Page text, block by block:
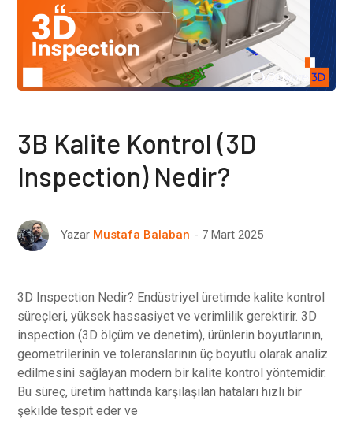
3B Kalite Kontrol (3D
Inspection) Nedir?
Yazar Mustafa Balaban 7 Mart 2025
3D Inspection Nedir? Endüstriyel üretimde kalite kontrol
süreçleri, yüksek hassasiyet ve verimlilik gerektirir. 3D
inspection (3D ölçüm ve denetim), ürünlerin boyutlarının,
geometrilerinin ve toleranslarının üç boyutlu olarak analiz
edilmesini sağlayan modern bir kalite kontrol yöntemidir.
Bu süreç, üretim hattında karşılaşılan hataları hızlı bir
şekilde tespit eder ve